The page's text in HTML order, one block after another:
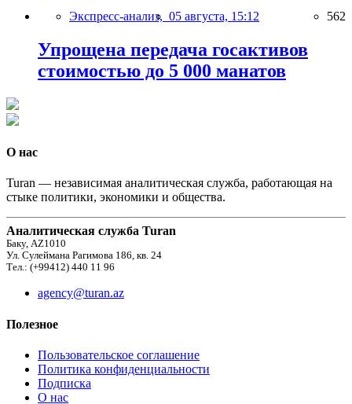
Экспресс-анализ, 05 августа, 15:12 562
Упрощена передача госактивов
стоимостью до 5 000 манатов
О нас
Turan — независимая аналитическая служба, работающая на
стыке политики, экономики и общества.
Аналитическая служба Turan
Баку, AZ1010
Ул. Сулеймана Рагимова 186, кв. 24
Тел.: (+99412) 440 11 96
agency@turan.az
Полезное
Пользовательское соглашение
Политика конфиденциальности
Подписка
О нас